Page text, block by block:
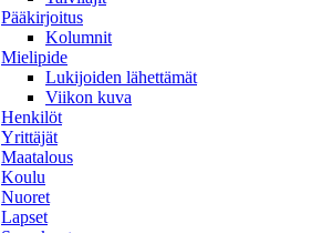
Pääkirjoitus
Kolumnit
Mielipide
Lukijoiden lähettämät
Viikon kuva
Henkilöt
Yrittäjät
Maatalous
Koulu
Nuoret
Lapset